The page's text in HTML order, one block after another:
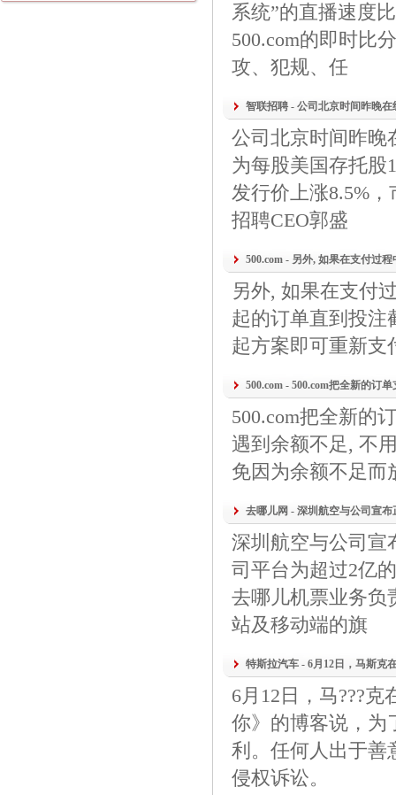
系统”的直播速度
500.com的即时比
攻、犯规、任
智联招聘 - 公司北京时间昨晚在
公司北京时间昨晚
为每股美国存托股
发行价上涨8.5%
招聘CEO郭盛
500.com - 另外, 如果在支付过
另外, 如果在支付
起的订单直到投注
起方案即可重新支
500.com - 500.com把全新的订
500.com把全新的
遇到余额不足, 不
免因为余额不足而
去哪儿网 - 深圳航空与公司宣布
深圳航空与公司宣
司平台为超过2亿
去哪儿机票业务负
站及移动端的旗
特斯拉汽车 - 6月12日，马斯克
6月12日，马???
你》的博客说，为
利。任何人出于善
侵权诉讼。